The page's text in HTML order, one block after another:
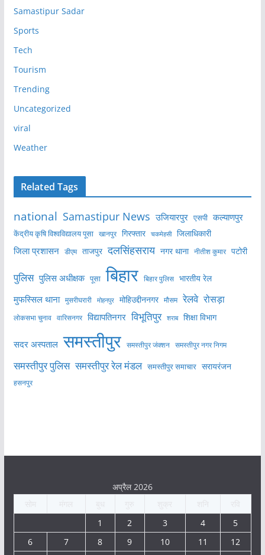
Samastipur Sadar
Sports
Tech
Tourism
Trending
Uncategorized
viral
Weather
Related Tags
national Samastipur News उजियारपुर एसपी कल्याणपुर
केंद्रीय कृषि विश्वविद्यालय पूसा खानपुर गिरफ्तार चकमेहसी जिलाधिकारी
जिला प्रशासन डीएम ताजपुर दलसिंहसराय नगर थाना नीतीश कुमार पटोरी
पुलिस पुलिस अधीक्षक पूसा बिहार बिहार पुलिस भारतीय रेल
मुफस्सिल थाना मुसरीघरारी मोहनपुर मोहिउद्दीननगर मौसम रेलवे रोसड़ा
लोकसभा चुनाव वारिसनगर विद्यापतिनगर विभूतिपुर शराब शिक्षा विभाग
सदर अस्पताल समस्तीपुर समस्तीपुर जंक्शन समस्तीपुर नगर निगम
समस्तीपुर पुलिस समस्तीपुर रेल मंडल समस्तीपुर समाचार सरायरंजन
हसनपुर
अप्रैल 2026
1
2 3 4
5
6
7 8 9 10 11 12